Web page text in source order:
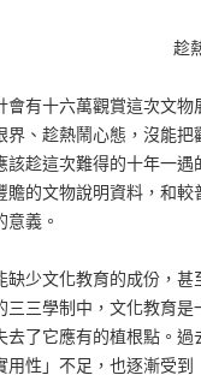
趁
會有十六萬觀賞這次文
、趁熱鬧心態，沒能
趁這次難得的十年一
贍的文物說明資料，和
義。
缺少文化教育的成份，
三三學制中，文化教育
去了它應有的植根點。
用性」不足，也逐漸受